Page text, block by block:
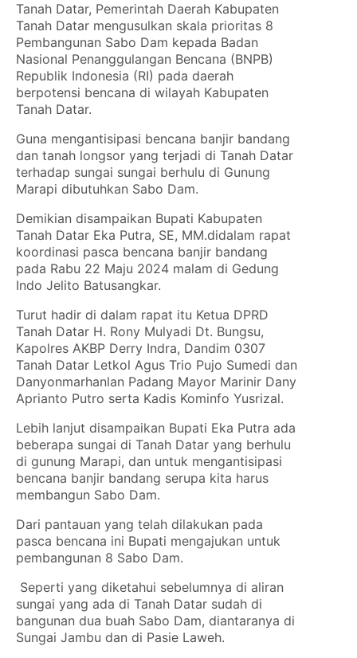
Tanah Datar, Pemerintah Daerah Kabupaten
Tanah Datar mengusulkan skala prioritas 8
Pembangunan Sabo Dam kepada Badan
Nasional Penanggulangan Bencana (BNPB)
Republik Indonesia (RI) pada daerah
berpotensi bencana di wilayah Kabupaten
Tanah Datar.
Guna mengantisipasi bencana banjir bandang
dan tanah longsor yang terjadi di Tanah Datar
terhadap sungai sungai berhulu di Gunung
Marapi dibutuhkan Sabo Dam.
Demikian disampaikan Bupati Kabupaten
Tanah Datar Eka Putra, SE, MM.didalam rapat
koordinasi pasca bencana banjir bandang
pada Rabu 22 Maju 2024 malam di Gedung
Indo Jelito Batusangkar.
Turut hadir di dalam rapat itu Ketua DPRD
Tanah Datar H. Rony Mulyadi Dt. Bungsu,
Kapolres AKBP Derry Indra, Dandim 0307
Tanah Datar Letkol Agus Trio Pujo Sumedi dan
Danyonmarhanlan Padang Mayor Marinir Dany
Aprianto Putro serta Kadis Kominfo Yusrizal.
Lebih lanjut disampaikan Bupati Eka Putra ada
beberapa sungai di Tanah Datar yang berhulu
di gunung Marapi, dan untuk mengantisipasi
bencana banjir bandang serupa kita harus
membangun Sabo Dam.
Dari pantauan yang telah dilakukan pada
pasca bencana ini Bupati mengajukan untuk
pembangunan 8 Sabo Dam.
Seperti yang diketahui sebelumnya di aliran
sungai yang ada di Tanah Datar sudah di
bangunan dua buah Sabo Dam, diantaranya di
Sungai Jambu dan di Pasie Laweh.